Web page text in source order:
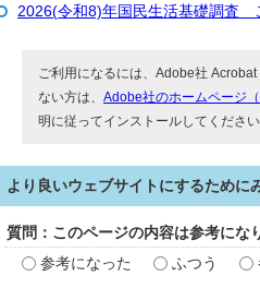
2026(令和8)年国民生活基礎調査
ご利用になるには、Adobe社
ない方は、Adobe社のホームページ
明に従ってインストールしてください
より良いウェブサイトにするために
質問：このページの内容は参考にな
参考になった
ふつう